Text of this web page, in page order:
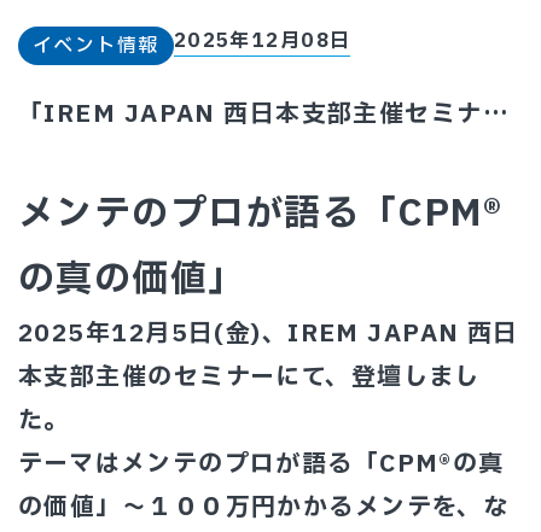
イベント情報 2025年12月08日
「IREM JAPAN 西日本支部主催セミナ
メンテのプロが語る「CPM®
の真の価値」
2025年12月5日(金)、IREM JAPAN 西日
本支部主催のセミナーにて、登壇しまし
た。
テーマはメンテのプロが語る「CPM®の真
の価値」 ～ １００万円かかるメンテを、な